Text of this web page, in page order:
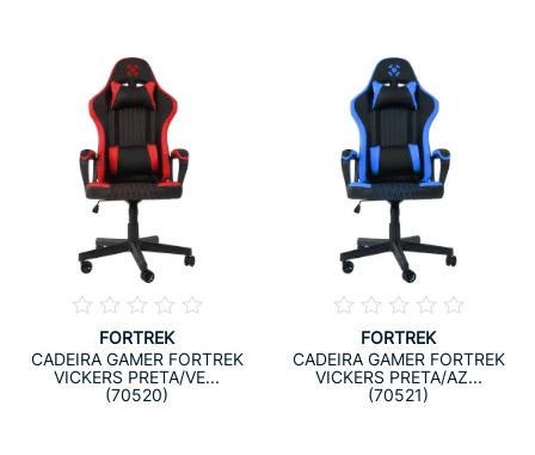
FORTREK
CADEIRA GAMER FORTREK
VICKERS PRETA/VE...
(70520)
FORTREK
CADEIRA GAMER FORTREK
VICKERS PRETA/AZ...
(70521)